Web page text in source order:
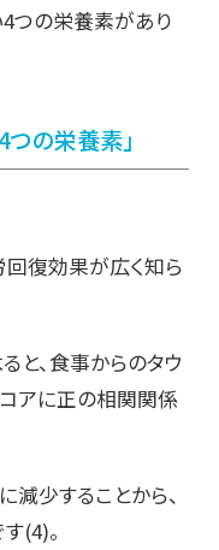
4つの栄養素があり
の栄養素」
回復効果が広く知ら
と、食事からのタウ
アに正の相関関係
少することから、
(4)。